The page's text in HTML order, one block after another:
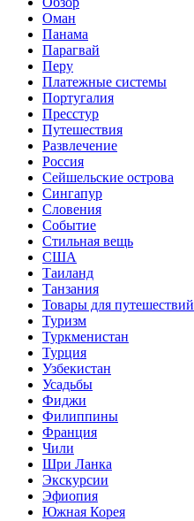
Оман
Панама
Парагвай
Перу
Платежные системы
Португалия
Пресстур
Путешествия
Развлечение
Россия
Сейшельские острова
Сингапур
Словения
Событие
Стильная вещь
США
Таиланд
Танзания
Товары для путешествий
Туризм
Туркменистан
Турция
Узбекистан
Усадьбы
Фиджи
Филиппины
Франция
Чили
Шри Ланка
Экскурсии
Эфиопия
Южная Корея